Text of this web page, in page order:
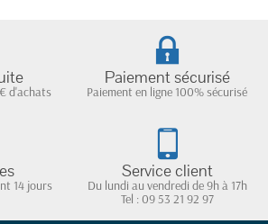
d'achats
Paiement sécurisé
Paiement en ligne 100% sécurisé
14 jours
Service client
Du lundi au vendredi de 9h à 17h
Tel : 09 53 21 92 97